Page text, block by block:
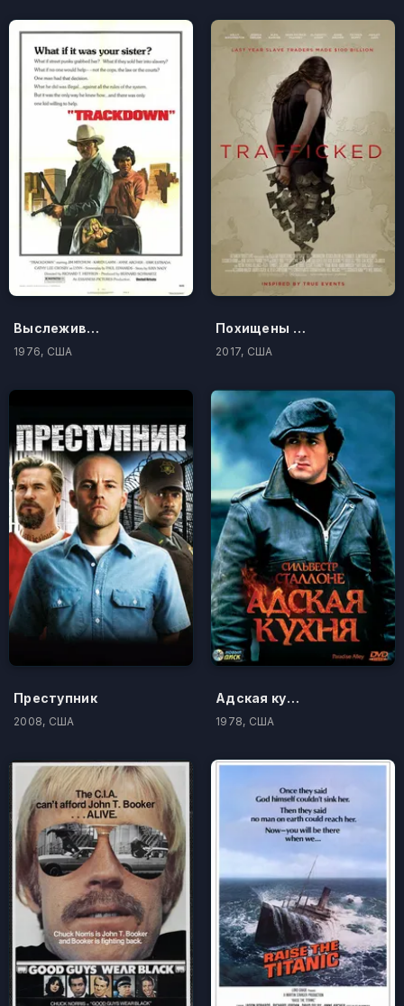
Выслеживание
1976, США
Похищены и проданы
2017, США
Преступник
2008, США
Адская кухня
1978, США